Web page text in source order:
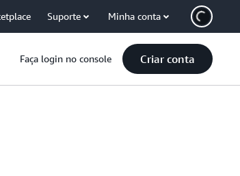
Suporte Minha conta
Faça login no console Criar conta